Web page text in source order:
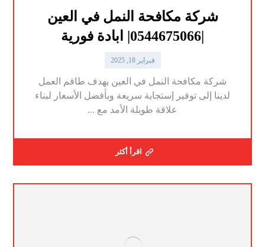
شركة مكافحة النمل في العين
|0544675066| ابادة فورية
فبراير 18, 2025
شركة مكافحة النمل في العين يهدف طاقم العمل
لدينا إلى توفير إستجابة سريعة وبأفضل الأسعار لبناء
علاقة طويلة الأمد مع ...
اقرأ أكثر